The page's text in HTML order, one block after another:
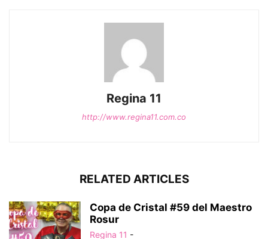
Regina 11
http://www.regina11.com.co
RELATED ARTICLES
Copa de Cristal #59 del Maestro
Rosur
Regina 11 -